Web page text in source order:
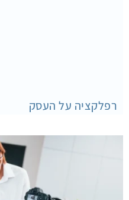
רפלקציה על העסק